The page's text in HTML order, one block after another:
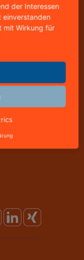
der Interessen
einverstanden
mit Wirkung für